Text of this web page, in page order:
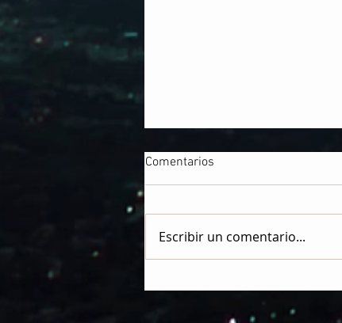
PARA IMPONER SUS DOGMAS
Comentarios
Escribir un comentario...